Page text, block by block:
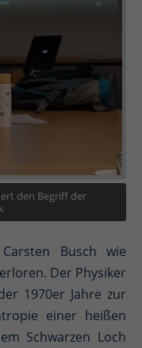
den Begriff der
Busch wie
Der Physiker
1970er Jahre zur
einer heißen
Schwarzen Loch